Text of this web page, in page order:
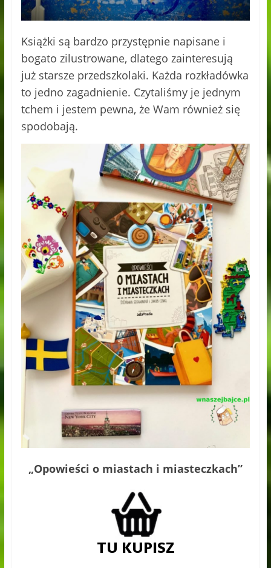
Książki są bardzo przystępnie napisane i
bogato zilustrowane, dlatego zainteresują
już starsze przedszkolaki. Każda rozkładówka
to jedno zagadnienie. Czytaliśmy je jednym
tchem i jestem pewna, że Wam również się
spodobają.
„Opowieści o miastach i miasteczkach”